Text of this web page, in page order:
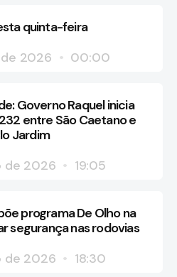
quinta-feira
2026
00:00
Governo Raquel inicia
entre São Caetano e
Jardim
de 2026
19:05
programa De Olho na
segurança nas rodovias
de 2026
18:30